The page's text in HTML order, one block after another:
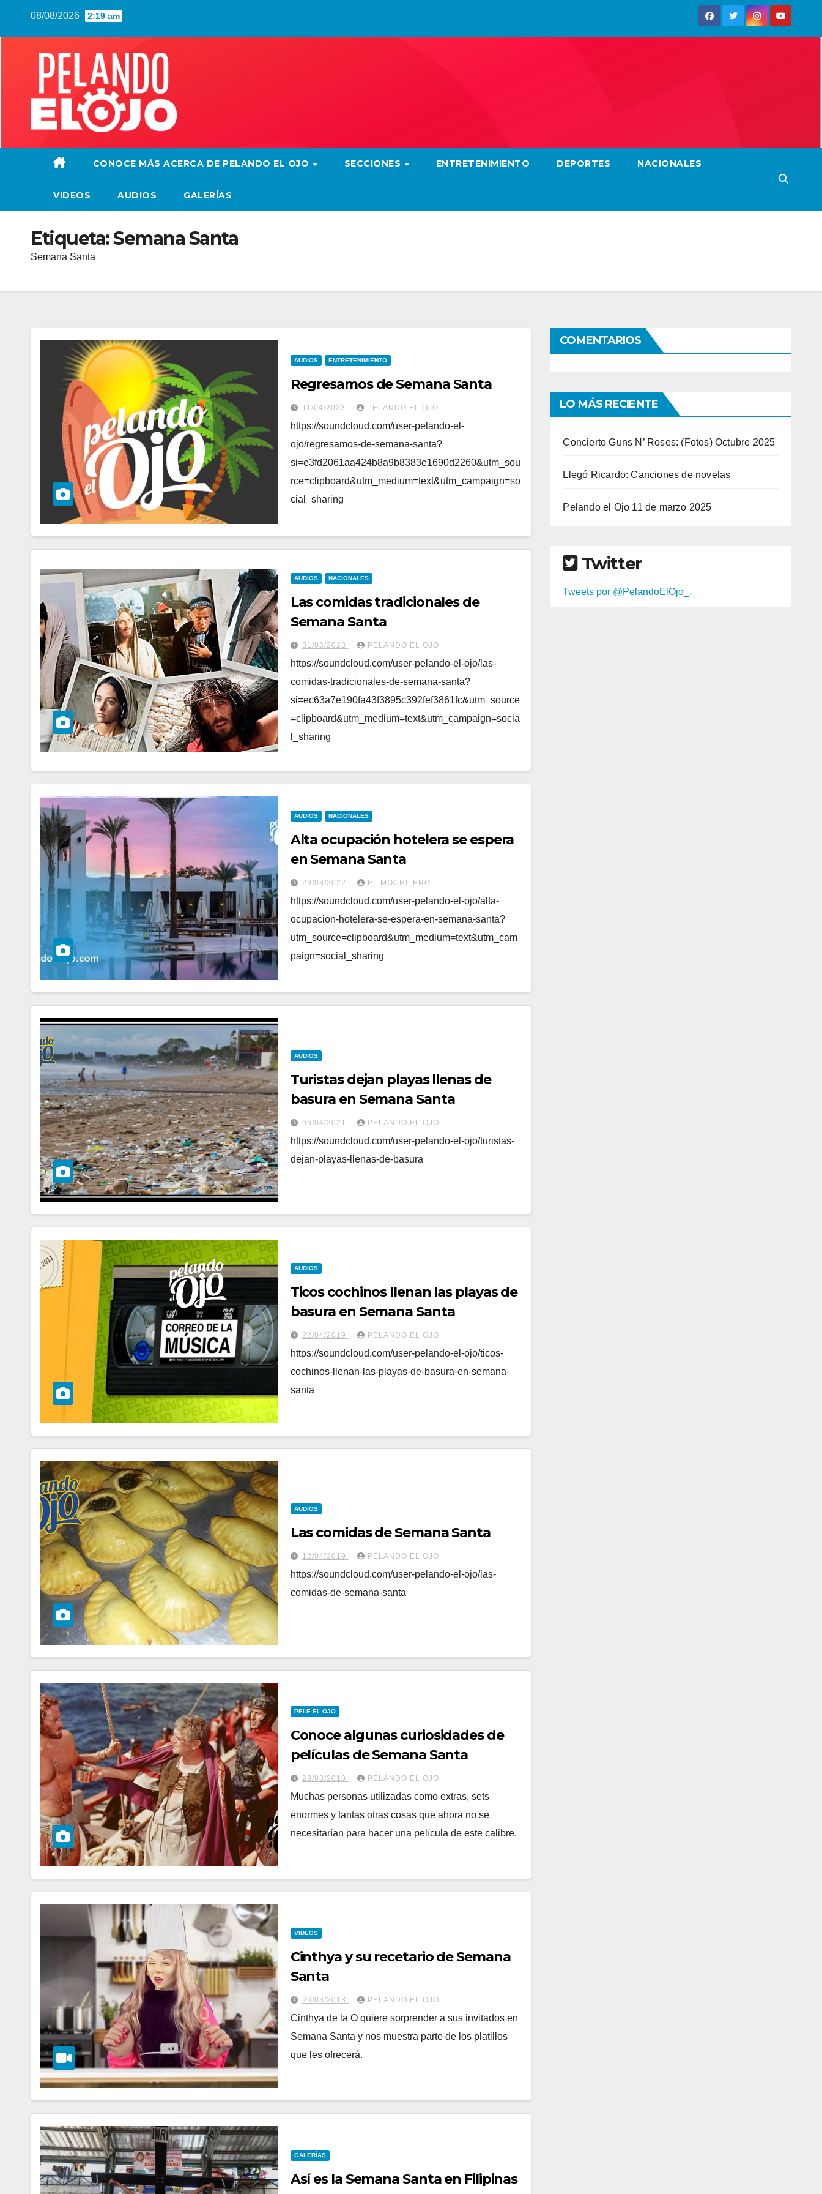
08/08/2026 2:19 am
CONOCE MÁS ACERCA DE PELANDO EL OJO SECCIONES ENTRETENIMIENTO DEPORTES NACIONALES
VIDEOS AUDIOS GALERÍAS
Etiqueta:Semana Santa
Semana Santa
AUDIOS ENTRETENIMIENTO
Regresamos de Semana Santa
11/04/2023 PELANDO EL OJO
https://soundcloud.com/user-pelando-el-
ojo/regresamos-de-semana-santa?
si=e3fd2061aa424b8a9b8383e1690d2260&utm_sou
rce=clipboard&utm_medium=text&utm_campaign=so
cial_sharing
AUDIOS NACIONALES
Las comidas tradicionales de
Semana Santa
31/03/2023 PELANDO EL OJO
https://soundcloud.com/user-pelando-el-ojo/las-
comidas-tradicionales-de-semana-santa?
si=ec63a7e190fa43f3895c392fef3861fc&utm_source
=clipboard&utm_medium=text&utm_campaign=socia
l_sharing
AUDIOS NACIONALES
Alta ocupación hotelera se espera
en Semana Santa
29/03/2022 EL MOCHILERO
https://soundcloud.com/user-pelando-el-ojo/alta-
ocupacion-hotelera-se-espera-en-semana-santa?
utm_source=clipboard&utm_medium=text&utm_cam
paign=social_sharing
AUDIOS
Turistas dejan playas llenas de
basura en Semana Santa
05/04/2021 PELANDO EL OJO
https://soundcloud.com/user-pelando-el-ojo/turistas-
dejan-playas-llenas-de-basura
AUDIOS
Ticos cochinos llenan las playas de
basura en Semana Santa
22/04/2019 PELANDO EL OJO
https://soundcloud.com/user-pelando-el-ojo/ticos-
cochinos-llenan-las-playas-de-basura-en-semana-
santa
AUDIOS
Las comidas de Semana Santa
12/04/2019 PELANDO EL OJO
https://soundcloud.com/user-pelando-el-ojo/las-
comidas-de-semana-santa
PELE EL OJO
Conoce algunas curiosidades de
películas de Semana Santa
28/03/2018 PELANDO EL OJO
Muchas personas utilizadas como extras, sets
enormes y tantas otras cosas que ahora no se
necesitarían para hacer una película de este calibre.
VIDEOS
Cinthya y su recetario de Semana
Santa
26/03/2018 PELANDO EL OJO
Cinthya de la O quiere sorprender a sus invitados en
Semana Santa y nos muestra parte de los platillos
que les ofrecerá.
GALERÍAS
Así es la Semana Santa en Filipinas
COMENTARIOS
LO MÁS RECIENTE
Concierto Guns N’ Roses: (Fotos) Octubre 2025
Llegó Ricardo: Canciones de novelas
Pelando el Ojo 11 de marzo 2025
Twitter
Tweets por @PelandoElOjo_.